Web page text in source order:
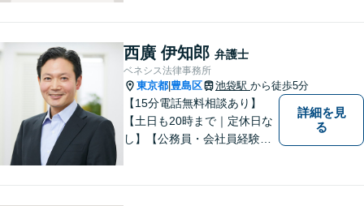
の経験と持ち前の情熱で手厚
くサポートさせていただきま
す。【フランス語対応可能】
西廣 伊知郎 弁護士
ベネシス法律事務所
東京都 豊島区 池袋駅 から徒歩5分
【15分電話無料相談あり】
【土日も20時まで｜定休日な
し】【公務員・会社員経験あ
詳細を見
る